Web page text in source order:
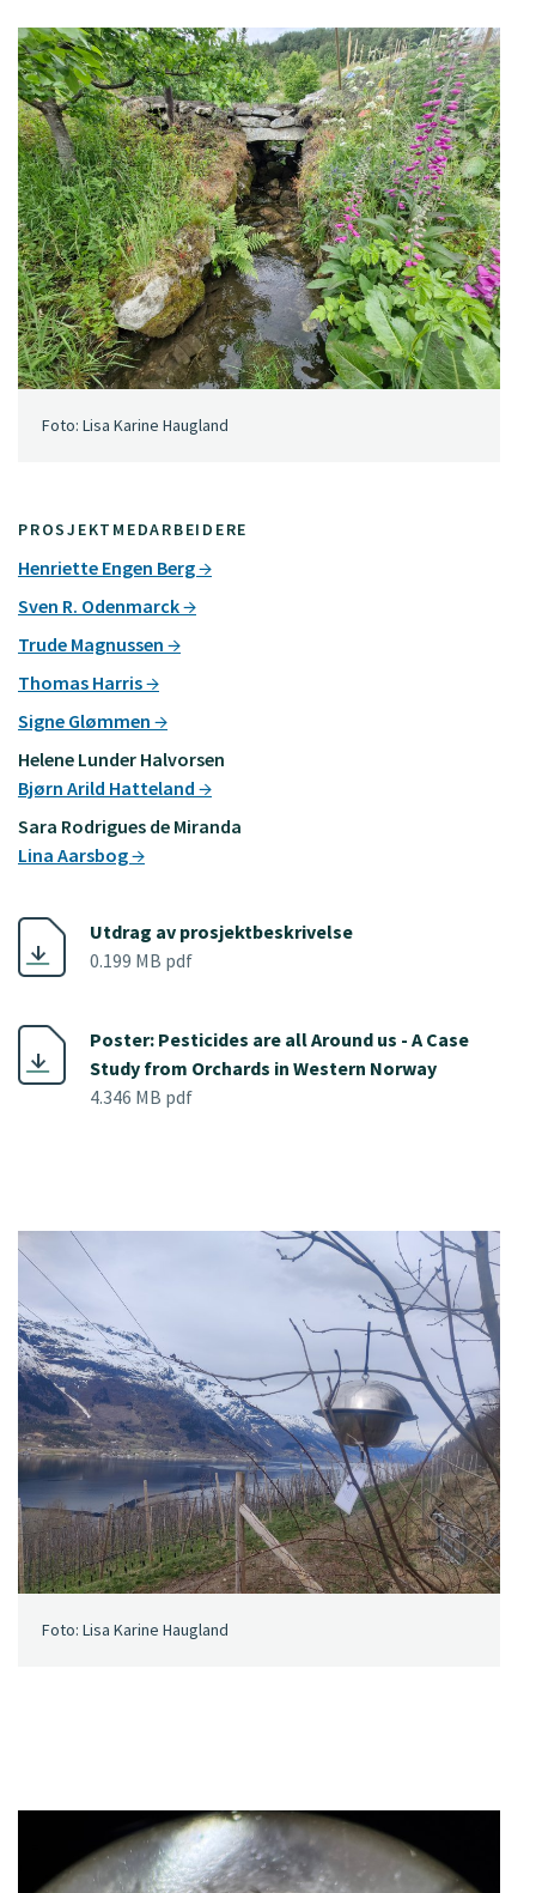
PROSJEKTMEDARBEIDERE
Henriette Engen Berg
Sven R. Odenmarck
Trude Magnussen
Thomas Harris
Signe Glømmen
Helene Lunder Halvorsen
Bjørn Arild Hatteland
Sara Rodrigues de Miranda
Lina Aarsbog
Utdrag av prosjektbeskrivelse
0.199 MB pdf
Poster: Pesticides are all Around us - A Case
Study from Orchards in Western Norway
4.346 MB pdf
Foto: Lisa Karine Haugland
Foto: Lisa Karine Haugland